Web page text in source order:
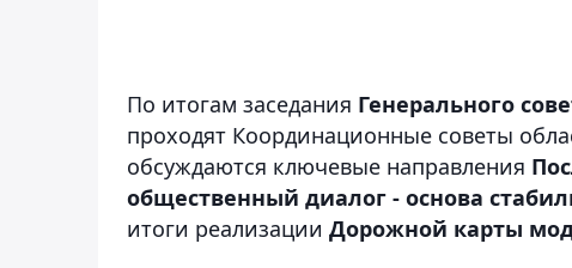
По итогам заседания Генерального
проходят Координационные советы
обсуждаются ключевые направления
общественный диалог - основа
итоги реализации Дорожной карты